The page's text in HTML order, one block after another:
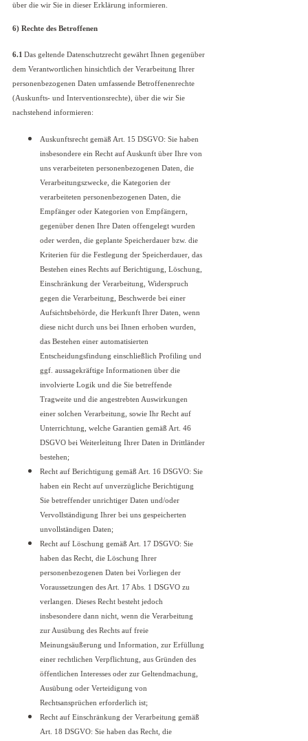
über die wir Sie in dieser Erklärung informieren.
6) Rechte des Betroffenen
6.1 Das geltende Datenschutzrecht gewährt Ihnen gegenüber
dem Verantwortlichen hinsichtlich der Verarbeitung Ihrer
personenbezogenen Daten umfassende Betroffenenrechte
(Auskunfts- und Interventionsrechte), über die wir Sie
nachstehend informieren:
Auskunftsrecht gemäß Art. 15 DSGVO: Sie haben
insbesondere ein Recht auf Auskunft über Ihre von
uns verarbeiteten personenbezogenen Daten, die
Verarbeitungszwecke, die Kategorien der
verarbeiteten personenbezogenen Daten, die
Empfänger oder Kategorien von Empfängern,
gegenüber denen Ihre Daten offengelegt wurden
oder werden, die geplante Speicherdauer bzw. die
Kriterien für die Festlegung der Speicherdauer, das
Bestehen eines Rechts auf Berichtigung, Löschung,
Einschränkung der Verarbeitung, Widerspruch
gegen die Verarbeitung, Beschwerde bei einer
Aufsichtsbehörde, die Herkunft Ihrer Daten, wenn
diese nicht durch uns bei Ihnen erhoben wurden,
das Bestehen einer automatisierten
Entscheidungsfindung einschließlich Profiling und
ggf. aussagekräftige Informationen über die
involvierte Logik und die Sie betreffende
Tragweite und die angestrebten Auswirkungen
einer solchen Verarbeitung, sowie Ihr Recht auf
Unterrichtung, welche Garantien gemäß Art. 46
DSGVO bei Weiterleitung Ihrer Daten in Drittländer
bestehen;
Recht auf Berichtigung gemäß Art. 16 DSGVO: Sie
haben ein Recht auf unverzügliche Berichtigung
Sie betreffender unrichtiger Daten und/oder
Vervollständigung Ihrer bei uns gespeicherten
unvollständigen Daten;
Recht auf Löschung gemäß Art. 17 DSGVO: Sie
haben das Recht, die Löschung Ihrer
personenbezogenen Daten bei Vorliegen der
Voraussetzungen des Art. 17 Abs. 1 DSGVO zu
verlangen. Dieses Recht besteht jedoch
insbesondere dann nicht, wenn die Verarbeitung
zur Ausübung des Rechts auf freie
Meinungsäußerung und Information, zur Erfüllung
einer rechtlichen Verpflichtung, aus Gründen des
öffentlichen Interesses oder zur Geltendmachung,
Ausübung oder Verteidigung von
Rechtsansprüchen erforderlich ist;
Recht auf Einschränkung der Verarbeitung gemäß
Art. 18 DSGVO: Sie haben das Recht, die